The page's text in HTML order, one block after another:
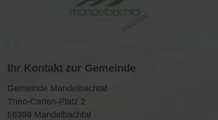
Ihr Kontakt zur Gemeinde
Gemeinde Mandelbachtal
Theo-Carlen-Platz 2
66399 Mandelbachtal